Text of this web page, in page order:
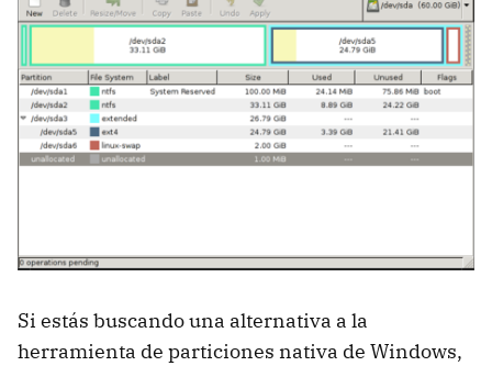
Si estás buscando una alternativa a la
herramienta de particiones nativa de Windows,